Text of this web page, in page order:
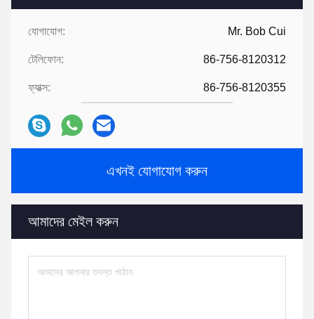
যোগাযোগ: Mr. Bob Cui
টেলিফোন: 86-756-8120312
ফ্যাক্স: 86-756-8120355
এখনই যোগাযোগ করুন
আমাদের মেইল ​​করুন